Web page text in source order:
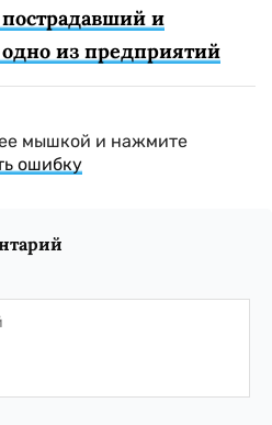
и
из предприятий
мышкой и нажмите
ошибку